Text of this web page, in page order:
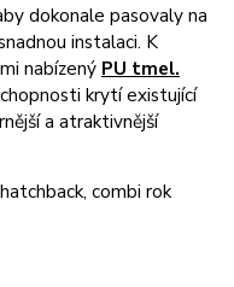
dokonale pasovaly na
instalaci. K
nabízený PU tmel.
krytí existující
a atraktivnější
combi rok